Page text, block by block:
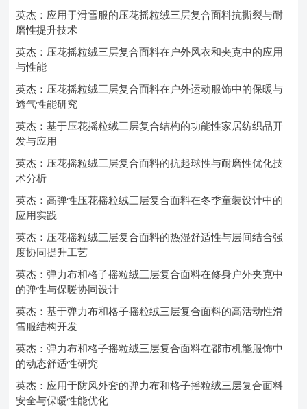
英杰：应用于滑雪服的压花摇粒绒三层复合面料抗撕裂与耐
磨性提升技术
英杰：压花摇粒绒三层复合面料在户外风衣和夹克中的应用
与性能
英杰：压花摇粒绒三层复合面料在户外运动服饰中的保暖与
透气性能研究
英杰：基于压花摇粒绒三层复合结构的功能性家居纺织品开
发与应用
英杰：压花摇粒绒三层复合面料的抗起球性与耐磨性优化技
术分析
英杰：高弹性压花摇粒绒三层复合面料在冬季童装设计中的
应用实践
英杰：压花摇粒绒三层复合面料的热湿舒适性与层间结合强
度协同提升工艺
英杰：弹力布和格子摇粒绒三层复合面料在修身户外夹克中
的弹性与保暖协同设计
英杰：基于弹力布和格子摇粒绒三层复合面料的高活动性滑
雪服结构开发
英杰：弹力布和格子摇粒绒三层复合面料在都市机能服饰中
的动态舒适性研究
英杰：应用于防风外套的弹力布和格子摇粒绒三层复合面料
安全与保暖性能优化